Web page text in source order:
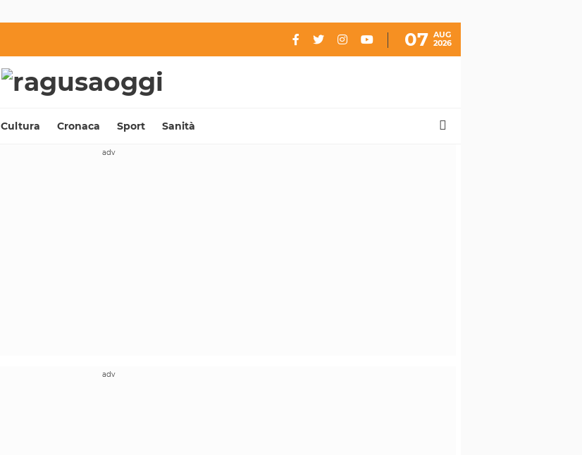
07 AUG
2026
Cultura Cronaca Sport Sanità